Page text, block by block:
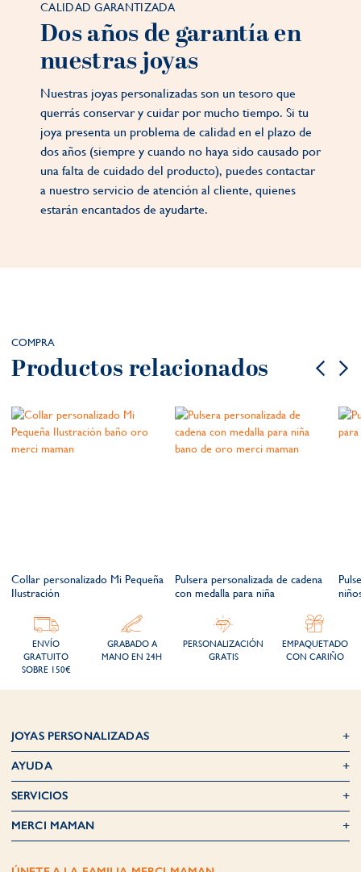
CALIDAD GARANTIZADA
Dos años de garantía en
nuestras joyas
Nuestras joyas personalizadas son un tesoro que
querrás conservar y cuidar por mucho tiempo. Si tu
joya presenta un problema de calidad en el plazo de
dos años (siempre y cuando no haya sido causado por
una falta de cuidado del producto), puedes contactar
a nuestro servicio de atención al cliente, quienes
estarán encantados de ayudarte.
COMPRA
Productos relacionados
Collar personalizado Mi Pequeña
Ilustración
Pulsera personalizada de cadena
con medalla para niña
ENVÍO
GRATUITO
SOBRE 150€
GRABADO A
MANO EN 24H
PERSONALIZACIÓN
GRATIS
EMPAQUETADO
CON CARIÑO
JOYAS PERSONALIZADAS
AYUDA
SERVICIOS
MERCI MAMAN